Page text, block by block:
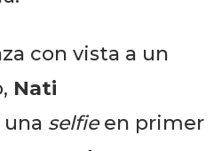
con vista a un
Nati
selfieen primer